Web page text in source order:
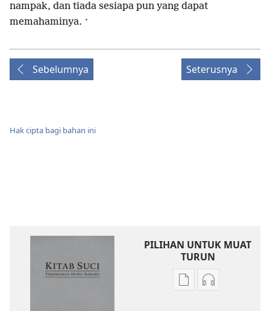
nampak, dan tiada sesiapa pun yang dapat
memahaminya. +
Sebelumnya Seterusnya
Hak cipta bagi bahan ini
PILIHAN UNTUK MUAT
TURUN
PilihanPilihan